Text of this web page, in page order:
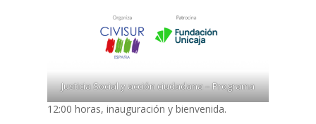
Justicia Social y acción ciudadana – Programa
12:00 horas, inauguración y bienvenida.